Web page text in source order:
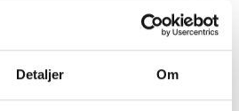
Detaljer Om